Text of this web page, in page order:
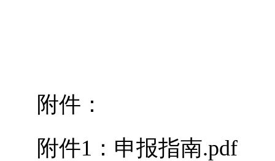
附件：
附件1：申报指南.pdf